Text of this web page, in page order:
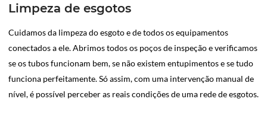
Limpeza de esgotos
Cuidamos da limpeza do esgoto e de todos os equipamentos
conectados a ele. Abrimos todos os poços de inspeção e verificamos
se os tubos funcionam bem, se não existem entupimentos e se tudo
funciona perfeitamente. Só assim, com uma intervenção manual de
nível, é possível perceber as reais condições de uma rede de esgotos.